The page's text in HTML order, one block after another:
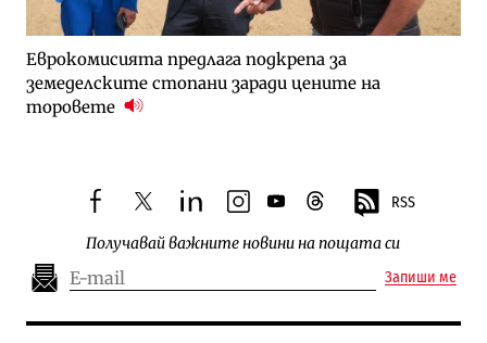
Еврокомисията предлага подкрепа за
земеделските стопани заради цените на
торовете
facebooktwitterlinkedininstagram
youtubethreads RSS
Получавай важните новини на пощата си
Запиши ме